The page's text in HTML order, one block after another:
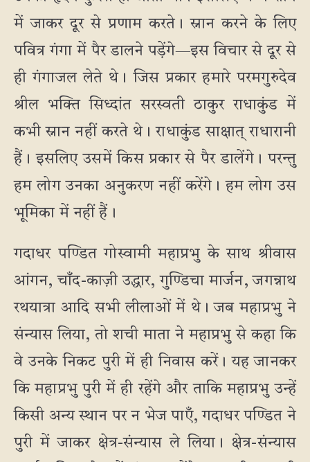
में जाकर दूर से प्रणाम करते। स्नान करने के लिए
पवित्र गंगा में पैर डालने पड़ेंगे—इस विचार से दूर से
ही गंगाजल लेते थे। जिस प्रकार हमारे परमगुरुदेव
श्रील भक्ति सिध्दांत सरस्वती ठाकुर राधाकुंड में
कभी स्नान नहीं करते थे। राधाकुंड साक्षात् राधारानी
हैं। इसलिए उसमें किस प्रकार से पैर डालेंगे। परन्तु
हम लोग उनका अनुकरण नहीं करेंगे। हम लोग उस
भूमिका में नहीं हैं।
गदाधर पण्डित गोस्वामी महाप्रभु के साथ श्रीवास
आंगन, चाँद-काज़ी उद्धार, गुण्डिचा मार्जन, जगन्नाथ
रथयात्रा आदि सभी लीलाओं में थे। जब महाप्रभु ने
संन्यास लिया, तो शची माता ने महाप्रभु से कहा कि
वे उनके निकट पुरी में ही निवास करें। यह जानकर
कि महाप्रभु पुरी में ही रहेंगे और ताकि महाप्रभु उन्हें
किसी अन्य स्थान पर न भेज पाएँ, गदाधर पण्डित ने
पुरी में जाकर क्षेत्र-संन्यास ले लिया। क्षेत्र-संन्यास